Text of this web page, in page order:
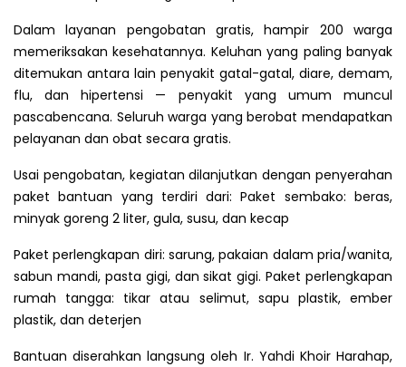
Dalam layanan pengobatan gratis, hampir 200 warga
memeriksakan kesehatannya. Keluhan yang paling banyak
ditemukan antara lain penyakit gatal-gatal, diare, demam,
flu, dan hipertensi — penyakit yang umum muncul
pascabencana. Seluruh warga yang berobat mendapatkan
pelayanan dan obat secara gratis.
Usai pengobatan, kegiatan dilanjutkan dengan penyerahan
paket bantuan yang terdiri dari: Paket sembako: beras,
minyak goreng 2 liter, gula, susu, dan kecap
Paket perlengkapan diri: sarung, pakaian dalam pria/wanita,
sabun mandi, pasta gigi, dan sikat gigi. Paket perlengkapan
rumah tangga: tikar atau selimut, sapu plastik, ember
plastik, dan deterjen
Bantuan diserahkan langsung oleh Ir. Yahdi Khoir Harahap,